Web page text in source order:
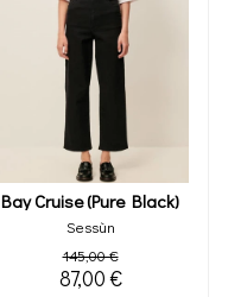
Bay Cruise (pure Black)
Sessùn
145,00 €
87,00 €